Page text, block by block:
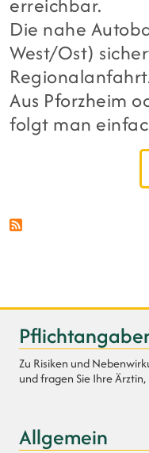
Die nahe
West/Ost)
Aus Pforzheim
folgt man
Zu Risiken und
und fragen Sie Ihre
Allgemein